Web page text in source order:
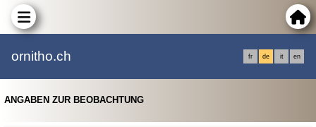
ornitho.ch fr de it en
ANGABEN ZUR BEOBACHTUNG